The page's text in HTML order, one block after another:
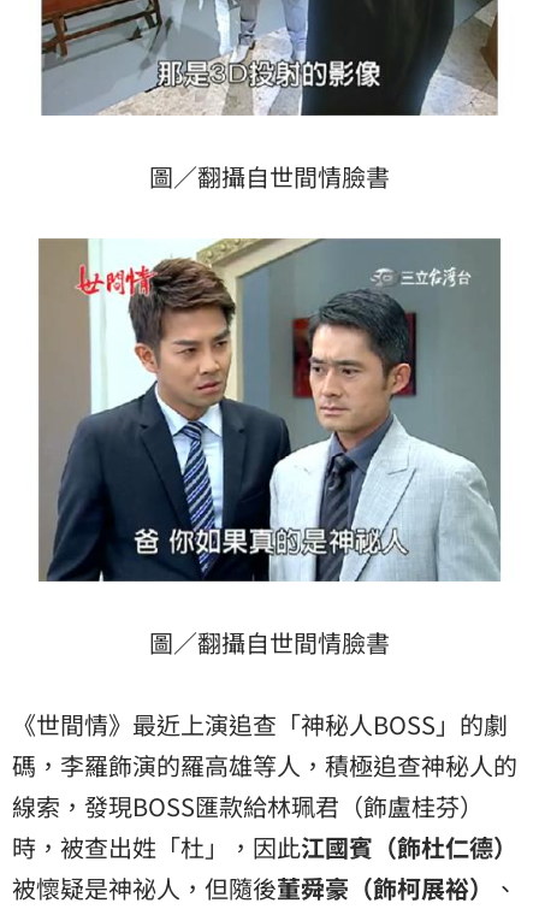
圖／翻攝自世間情臉書
圖／翻攝自世間情臉書
《世間情》最近上演追查「神秘人BOSS」的劇
碼，李羅飾演的羅高雄等人，積極追查神秘人的
線索，發現BOSS匯款給林珮君（飾盧桂芬）
時，被查出姓「杜」，因此江國賓（飾杜仁德）
被懷疑是神祕人，但隨後董舜豪（飾柯展裕）
、